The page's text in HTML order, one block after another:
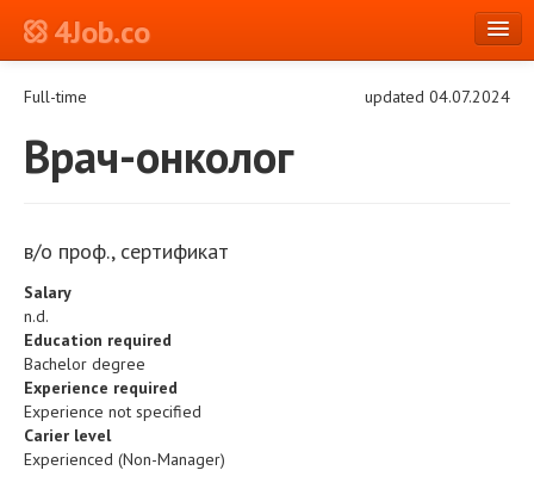
4Job.co
Full-time updated 04.07.2024
Врач-онколог
в/о проф., сертификат
Salary
n.d.
Education required
Bachelor degree
Experience required
Experience not specified
Carier level
Experienced (Non-Manager)